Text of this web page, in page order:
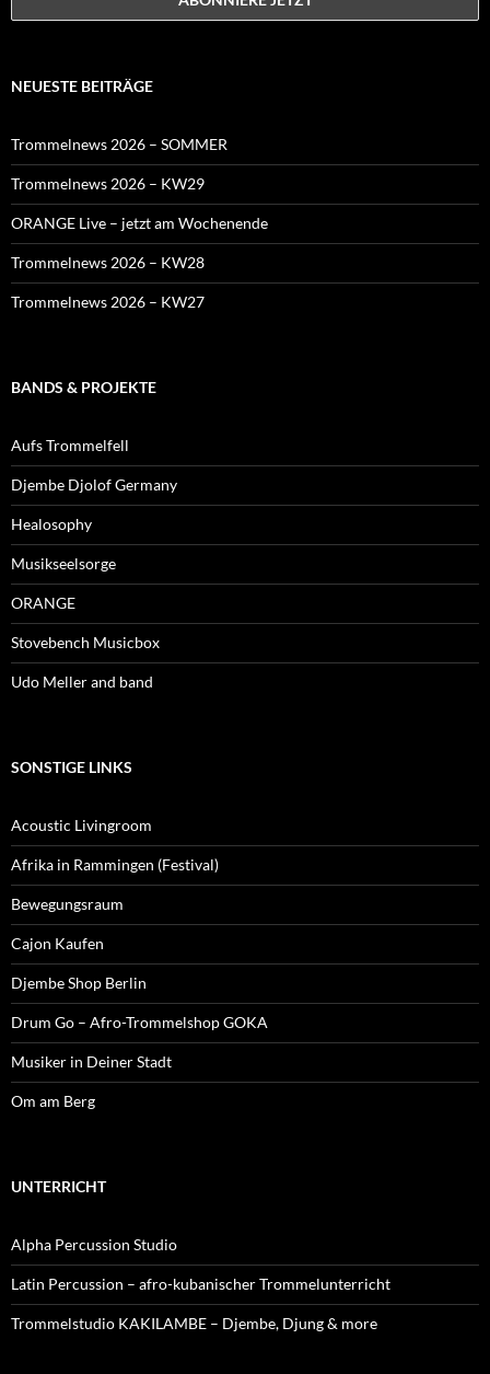
NEUESTE BEITRÄGE
Trommelnews 2026 – SOMMER
Trommelnews 2026 – KW29
ORANGE Live – jetzt am Wochenende
Trommelnews 2026 – KW28
Trommelnews 2026 – KW27
BANDS & PROJEKTE
Aufs Trommelfell
Djembe Djolof Germany
Healosophy
Musikseelsorge
ORANGE
Stovebench Musicbox
Udo Meller and band
SONSTIGE LINKS
Acoustic Livingroom
Afrika in Rammingen (Festival)
Bewegungsraum
Cajon Kaufen
Djembe Shop Berlin
Drum Go – Afro-Trommelshop GOKA
Musiker in Deiner Stadt
Om am Berg
UNTERRICHT
Alpha Percussion Studio
Latin Percussion – afro-kubanischer Trommelunterricht
Trommelstudio KAKILAMBE – Djembe, Djung & more